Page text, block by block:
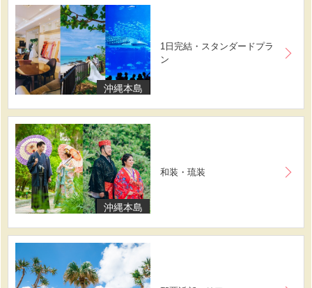
沖縄本島
1日完結・スタンダードプラ
ン
沖縄本島
和装・琉装